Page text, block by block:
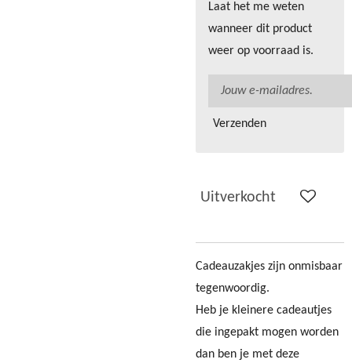
Laat het me weten
wanneer dit product
weer op voorraad is.
Verzenden
Uitverkocht
Cadeauzakjes zijn onmisbaar
tegenwoordig.
Heb je kleinere cadeautjes
die ingepakt mogen worden
dan ben je met deze